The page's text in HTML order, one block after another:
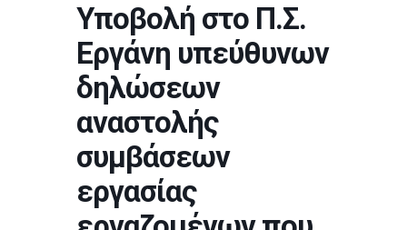
Υποβολή στο Π.Σ.
Εργάνη υπεύθυνων
δηλώσεων
αναστολής
συμβάσεων
εργασίας